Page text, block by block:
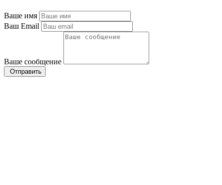
Ваше имя
Ваш Email
Ваше сообщение
Отправить